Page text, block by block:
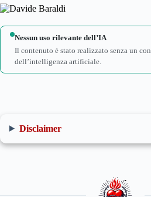
Nessun uso rilevante dell’IA
Il contenuto è stato realizzato senza un
dell’intelligenza artificiale.
Disclaimer